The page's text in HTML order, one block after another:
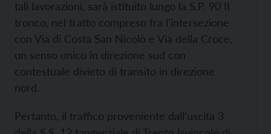
tali lavorazioni, sarà istituito lungo la S.P. 90 II
tronco, nel tratto compreso fra l’intersezione
con Via di Costa San Nicolò e Via della Croce,
un senso unico in direzione sud con
contestuale divieto di transito in direzione
nord.
Pertanto, il traffico proveniente dall’uscita 3